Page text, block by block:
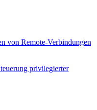
von Remote-Verbindungen
privilegierter